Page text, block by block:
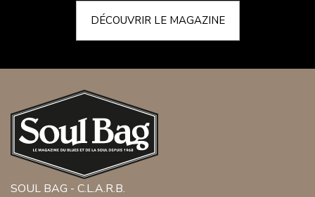
DÉCOUVRIR LE MAGAZINE
SOUL BAG - C.L.A.R.B.